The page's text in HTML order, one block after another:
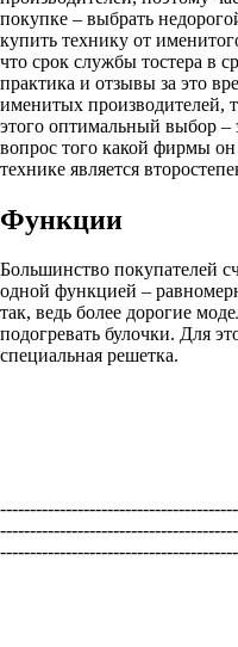
покупке – выбрать
купить технику от
что срок службы тостера в
практика и отзывы за это
именитых производителей,
этого оптимальный выбор –
вопрос того какой фирмы
технике является
Функции
Большинство покупателей
одной функцией –
так, ведь более дорогие
подогревать булочки. Для
специальная решетка.